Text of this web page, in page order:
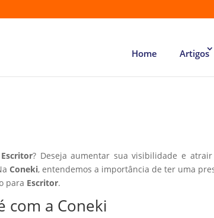
Home Artigos
Escritor? Deseja aumentar sua visibilidade e atrair
Coneki, entendemos a importância de ter uma
para Escritor.
com a Coneki